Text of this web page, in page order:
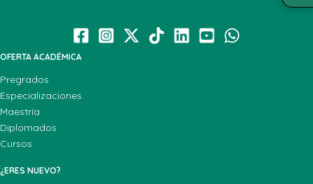
OFERTA ACADÉMICA
Pregrados
Especializaciones
Maestría
Diplomados
Cursos
¿ERES NUEVO?